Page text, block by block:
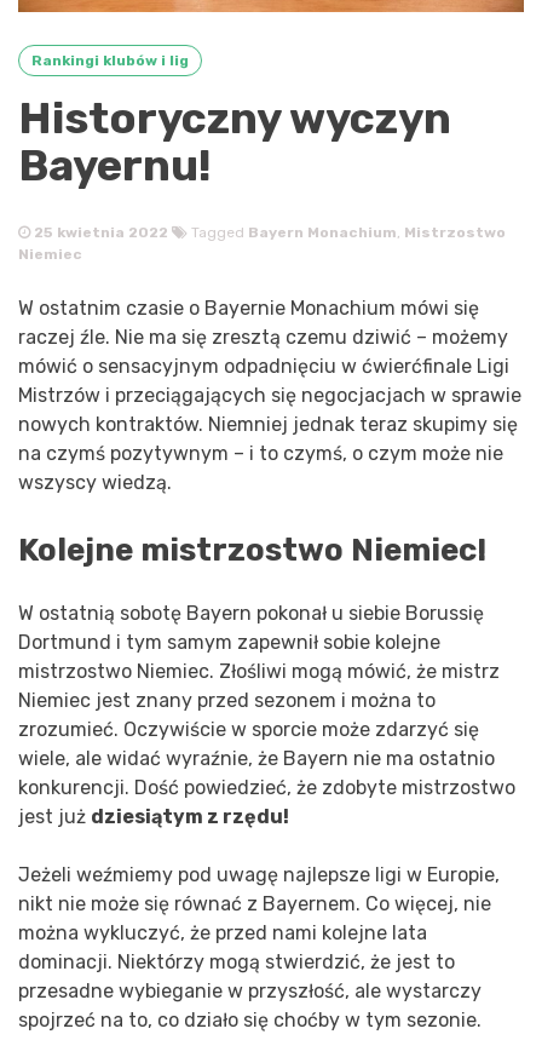
Rankingi klubów i lig
Historyczny wyczyn
Bayernu!
25 kwietnia 2022 Tagged Bayern Monachium Mistrzostwo
Niemiec
W ostatnim czasie o Bayernie Monachium mówi się
raczej źle. Nie ma się zresztą czemu dziwić – możemy
mówić o sensacyjnym odpadnięciu w ćwierćfinale Ligi
Mistrzów i przeciągających się negocjacjach w sprawie
nowych kontraktów. Niemniej jednak teraz skupimy się
na czymś pozytywnym – i to czymś, o czym może nie
wszyscy wiedzą.
Kolejne mistrzostwo Niemiec!
W ostatnią sobotę Bayern pokonał u siebie Borussię
Dortmund i tym samym zapewnił sobie kolejne
mistrzostwo Niemiec. Złośliwi mogą mówić, że mistrz
Niemiec jest znany przed sezonem i można to
zrozumieć. Oczywiście w sporcie może zdarzyć się
wiele, ale widać wyraźnie, że Bayern nie ma ostatnio
konkurencji. Dość powiedzieć, że zdobyte mistrzostwo
jest już dziesiątym z rzędu!
Jeżeli weźmiemy pod uwagę najlepsze ligi w Europie,
nikt nie może się równać z Bayernem. Co więcej, nie
można wykluczyć, że przed nami kolejne lata
dominacji. Niektórzy mogą stwierdzić, że jest to
przesadne wybieganie w przyszłość, ale wystarczy
spojrzeć na to, co działo się choćby w tym sezonie.